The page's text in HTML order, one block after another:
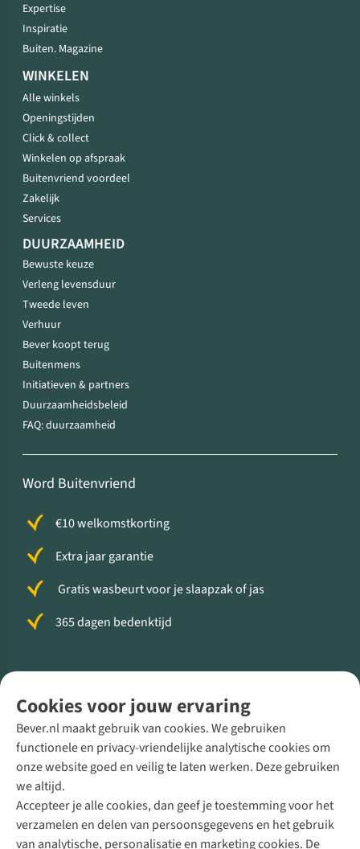
Cookies voor jouw ervaring
Bever.nl maakt gebruik van cookies. We gebruiken
functionele en privacy-vriendelijke analytische cookies om
onze website goed en veilig te laten werken. Deze gebruiken
we altijd.
Accepteer je alle cookies, dan geef je toestemming voor het
verzamelen en delen van persoonsgegevens en het gebruik
van analytische, personalisatie en marketing cookies. De
Expertise
Inspiratie
Buiten. Magazine
WINKELEN
Alle winkels
Openingstijden
Click & collect
Winkelen op afspraak
Buitenvriend voordeel
Zakelijk
Services
DUURZAAMHEID
Bewuste keuze
Verleng levensduur
Tweede leven
Verhuur
Bever koopt terug
Buitenmens
Initiatieven & partners
Duurzaamheidsbeleid
FAQ: duurzaamheid
Word Buitenvriend
€10 welkomstkorting
Extra jaar garantie
Gratis wasbeurt voor je slaapzak of jas
365 dagen bedenktijd
Direct advies van een Buitenexpert
+31 (0)85 888 50 88
+31 6 12 28 49 80